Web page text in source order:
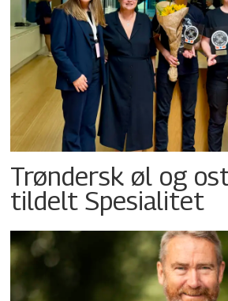
Trøndersk øl og
tildelt Spesialitet